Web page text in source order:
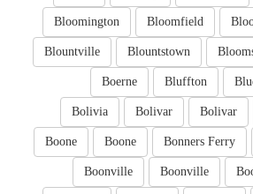
Bloomfield
Bloomington
Blountstown
Blountville
Bluffton
Boerne
Bolivar
Bolivar
Bolivia
Bonners Ferry
Boone
Boone
Boonville
Boonville